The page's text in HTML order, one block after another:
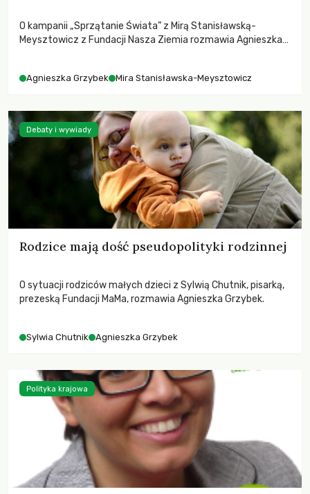
O kampanii „Sprzątanie Świata” z Mirą Stanisławską-
Meysztowicz z Fundacji Nasza Ziemia rozmawia Agnieszka
Agnieszka Grzybek Mira Stanisławska-Meysztowicz
Rodzice mają dość pseudopolityki rodzinnej
O sytuacji rodziców małych dzieci z Sylwią Chutnik, pisarką,
prezeską Fundacji MaMa, rozmawia Agnieszka Grzybek.
Sylwia Chutnik Agnieszka Grzybek
Debaty i wywiady
Polityka krajowa